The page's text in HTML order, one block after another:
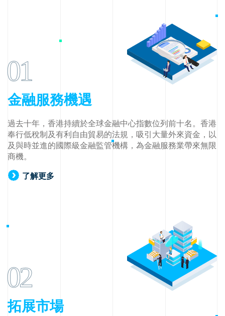
01
金融服務機遇
過去十年，香港持續於全球金融中心指數位列前十名。香港
奉行低稅制及有利自由貿易的法規，吸引大量外來資金，以
及與時並進的國際級金融監管機構，為金融服務業帶來無限
商機。
了解更多
02
拓展市場